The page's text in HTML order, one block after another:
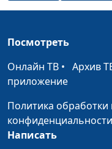
Мир цветов (лето)
Весенний ролик
Весенний ролик
Весенний ролик
Весенний ролик
Посмотреть
Онлайн ТВ • Архив
приложение
Политика
конфиденциальности
Написать